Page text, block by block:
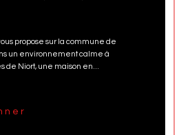
propose sur la commune de
un environnement calme à
de Niort, une maison en...